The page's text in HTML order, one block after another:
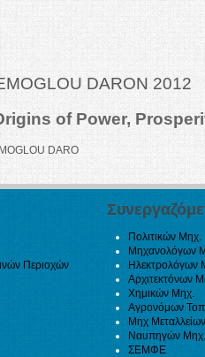
DARON 2012
of Power,
DARO
Περιοχών
Πολιτικών Μηχ.
Μηχανολόγων
Ηλεκτρολόγων
Αρχιτεκτόνων
Χημικών Μηχ.
Αγρονόμων
Μηχ
Ναυπηγών Μηχ.
ΣΕΜΦΕ